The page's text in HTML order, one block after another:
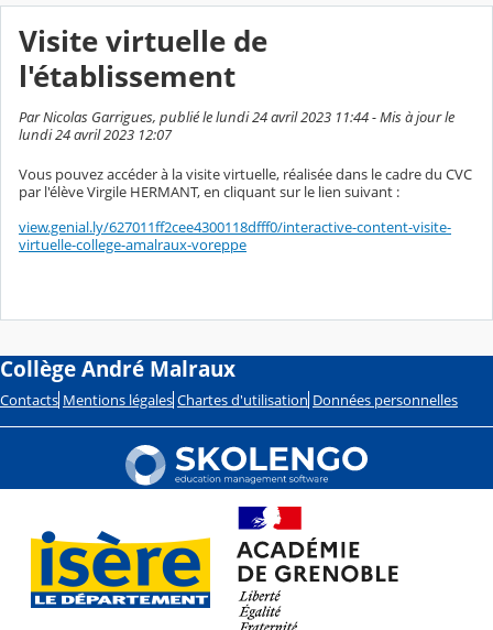
Visite virtuelle de
l'établissement
Par Nicolas Garrigues, publié le lundi 24 avril 2023 11:44 - Mis à jour le
lundi 24 avril 2023 12:07
Vous pouvez accéder à la visite virtuelle, réalisée dans le cadre du CVC
par l'élève Virgile HERMANT, en cliquant sur le lien suivant :
view.genial.ly/627011ff2cee4300118dfff0/interactive-content-visite-
virtuelle-college-amalraux-voreppe
Collège André Malraux
Contacts Mentions légales Chartes d'utilisation Données personnelles